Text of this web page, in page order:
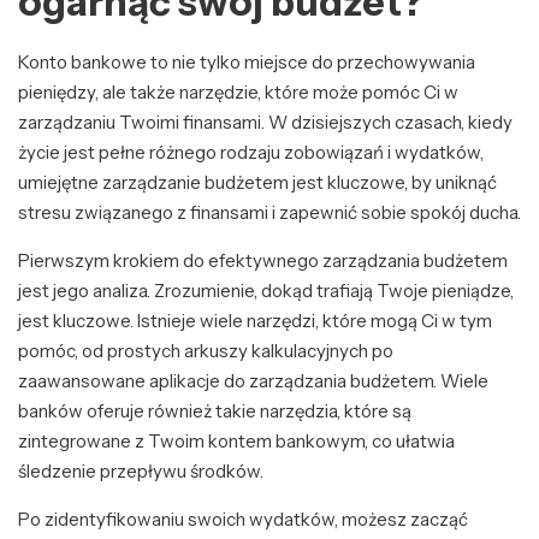
Konto bankowe to nie tylko miejsce do przechowywania
pieniędzy, ale także narzędzie, które może pomóc Ci w
zarządzaniu Twoimi finansami. W dzisiejszych czasach, kiedy
życie jest pełne różnego rodzaju zobowiązań i wydatków,
umiejętne zarządzanie budżetem jest kluczowe, by uniknąć
stresu związanego z finansami i zapewnić sobie spokój ducha.
Pierwszym krokiem do efektywnego zarządzania budżetem
jest jego analiza. Zrozumienie, dokąd trafiają Twoje pieniądze,
jest kluczowe. Istnieje wiele narzędzi, które mogą Ci w tym
pomóc, od prostych arkuszy kalkulacyjnych po
zaawansowane aplikacje do zarządzania budżetem. Wiele
banków oferuje również takie narzędzia, które są
zintegrowane z Twoim kontem bankowym, co ułatwia
śledzenie przepływu środków.
Po zidentyfikowaniu swoich wydatków, możesz zacząć